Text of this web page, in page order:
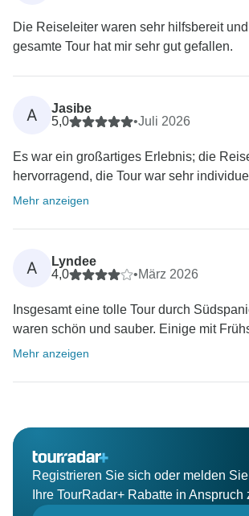
Die Reiseleiter waren sehr hilfsbereit
gesamte Tour hat mir sehr gut gefallen.
A
Jasibe
5,0
•Juli 2026
Es war ein großartiges Erlebnis; die
hervorragend, die Tour war sehr
Mehr anzeigen
A
Lyndee
4,0
•März 2026
Insgesamt eine tolle Tour durch
waren schön und sauber. Einige mit
Mehr anzeigen
Registrieren Sie sich oder melden
Ihre TourRadar+ Rabatte in Anspruch